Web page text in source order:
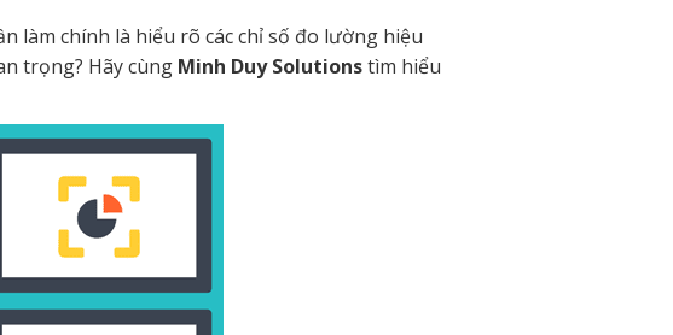
làm chính là hiểu rõ các chỉ số đo lường hiệu
trọng? Hãy cùng Minh Duy Solutionstìm hiểu